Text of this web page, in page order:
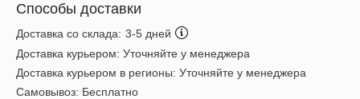
Способы доставки
Доставка со склада: 3-5 дней
Доставка курьером: Уточняйте у менеджера
Доставка курьером в регионы: Уточняйте у менеджера
Самовывоз: Бесплатно